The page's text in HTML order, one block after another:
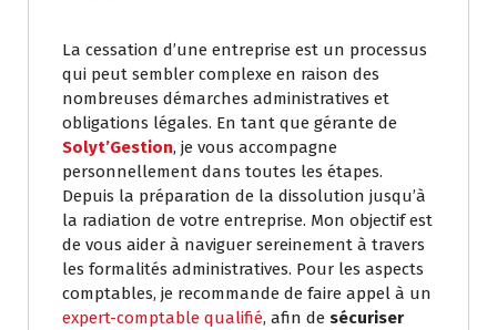
La cessation d’une entreprise est un processus
qui peut sembler complexe en raison des
nombreuses démarches administratives et
obligations légales. En tant que gérante de
Solyt’Gestion, je vous accompagne
personnellement dans toutes les étapes.
Depuis la préparation de la dissolution jusqu’à
la radiation de votre entreprise. Mon objectif est
de vous aider à naviguer sereinement à travers
les formalités administratives. Pour les aspects
comptables, je recommande de faire appel à un
expert-comptable qualifié, afin de sécuriser